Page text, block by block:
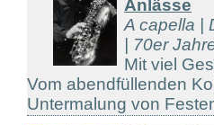
Anlässe
A capella |
| 70er
Mit viel
Vom abendfüllenden
Untermalung von